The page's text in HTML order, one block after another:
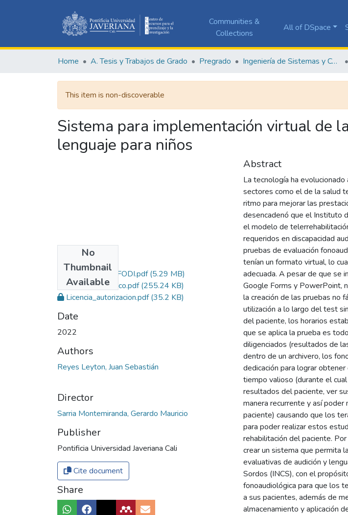
Communities &
Collections
All of DSpace
Home A. Tesis y Trabajos de Grado Pregrado Ingeniería de Sistemas y Computación
This item is non-discoverable
Sistema para implementación virtual de
lenguaje para niños
No
Thumbnail
Available
Proyecto-SITEFODI.pdf(5.29 MB)
Articulo_cientifico.pdf(255.24 KB)
Licencia_autorizacion.pdf(35.2 KB)
Date
2022
Authors
Reyes Leyton, Juan Sebastián
Director
Sarria Montemiranda, Gerardo Mauricio
Publisher
Pontificia Universidad Javeriana Cali
Cite document
Share
Abstract
La tecnología ha
sectores como el de la salud
ritmo para mejorar las
desencadenó que el Instituto
el modelo de
requeridos en discapacidad
pruebas de evaluación
tenían un formato virtual, lo
adecuada. A pesar de que se
Google Forms y PowerPoint,
la creación de las pruebas no
utilización a lo largo del test
del paciente, los horarios
que se aplica la prueba es
diligenciados (resultados de
dentro de un archivero, los
dedicación para lograr
tiempo valioso (durante el
resultados del paciente, ver
manera recurrente y así
paciente) causando que los
para poder realizar estos
rehabilitación del paciente.
crear un sistema que permita
evaluativas de audición y
Sordos (INCS), con el
fonoaudiológica para que los
a sus pacientes, además de
almacenamiento y aplicación